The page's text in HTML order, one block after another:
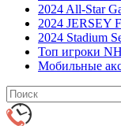
2024 All-Star
2024 JERSEY
2024 Stadium
Топ игроки
Мобильные